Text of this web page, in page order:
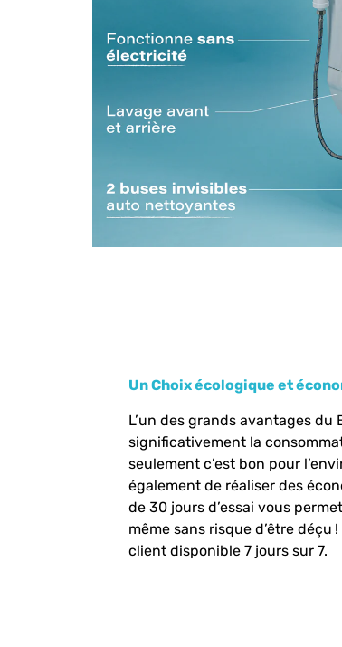
Un Choix écologique et
L’un des grands avantages du
significativement la
seulement c’est bon pour
également de réaliser des
de 30 jours d’essai vous
même sans risque d’être déçu
client disponible 7 jours sur 7​.